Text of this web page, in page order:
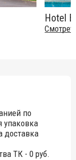
Hotel
по
упаковка
доставка
ТК - 0 руб.